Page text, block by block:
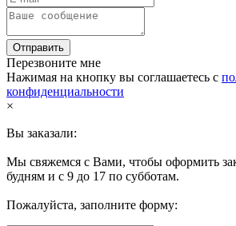
Отправить
Перезвоните мне
Нажимая на кнопку вы соглашаетесь с
конфиденциальности
×
Вы заказали:
Мы свяжемся с Вами, чтобы оформить
будням и с 9 до 17 по субботам.
Пожалуйста, заполните форму: